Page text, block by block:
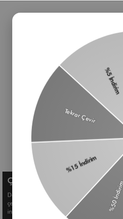
Bizden Haberler
Haberlerimiz, özel tekliflerimiz ve
hakkında ilk siz bilgi sahibi olun
Üyelik koşullarını
kişisel
korunmasını kabul ediyorum.
© Shule. All right reserved.
Çerez Kullanımı
Deneyiminizi geliştirmek ve size
çerezler kullanıyoruz. Detaylı bilgi için
inceleyebilirsiniz.